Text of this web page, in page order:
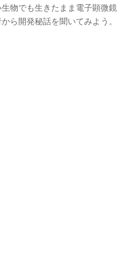
物でも生きたまま電子顕微鏡
ら開発秘話を聞いてみよう。